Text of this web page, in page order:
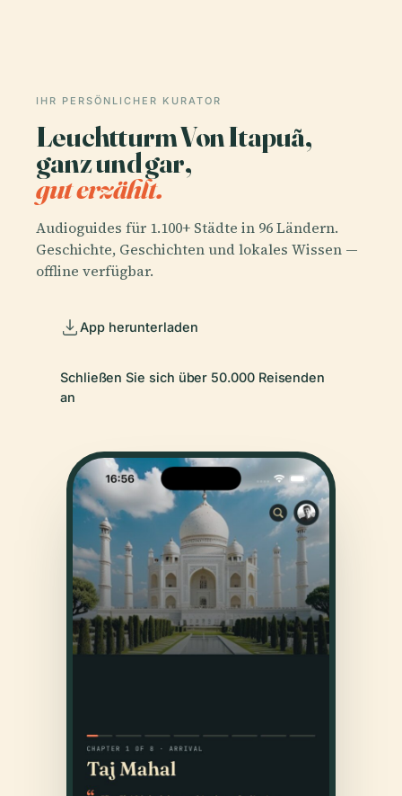
IHR PERSÖNLICHER KURATOR
Leuchtturm Von Itapuã,
ganz und gar,
gut erzählt.
Audioguides für 1.100+ Städte in 96 Ländern.
Geschichte, Geschichten und lokales Wissen —
offline verfügbar.
App herunterladen
Schließen Sie sich über 50.000 Reisenden
an